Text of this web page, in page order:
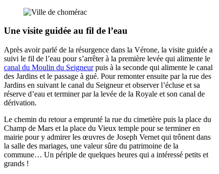
Une visite guidée au fil de l’eau
Après avoir parlé de la résurgence dans la Vérone, la visite guidée a
suivi le fil de l’eau pour s’arrêter à la première levée qui alimente le
canal du Moulin du Seigneurpuis à la seconde qui alimente le canal
des Jardins et le passage à gué. Pour remonter ensuite par la rue des
Jardins en suivant le canal du Seigneur et observer l’écluse et sa
réserve d’eau et terminer par la levée de la Royale et son canal de
dérivation.
Le chemin du retour a emprunté la rue du cimetière puis la place du
Champ de Mars et la place du Vieux temple pour se terminer en
mairie pour y admirer les œuvres de Joseph Vernet qui trônent dans
la salle des mariages, une valeur sûre du patrimoine de la
commune… Un périple de quelques heures qui a intéressé petits et
grands !